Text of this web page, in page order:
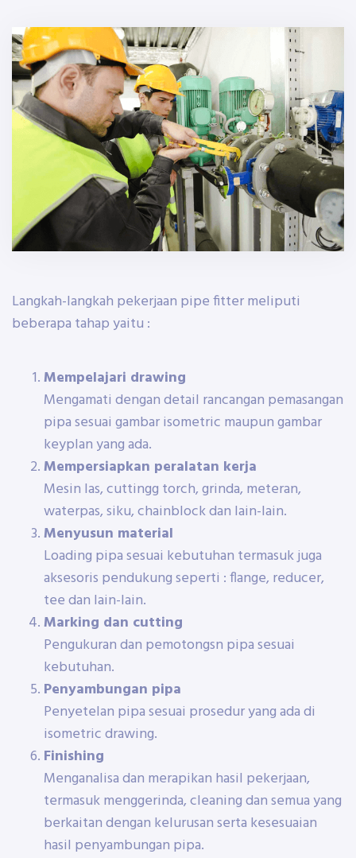
Langkah-langkah pekerjaan pipe fitter meliputi
beberapa tahap yaitu :
Mempelajari drawing
Mengamati dengan detail rancangan pemasangan
pipa sesuai gambar isometric maupun gambar
keyplan yang ada.
Mempersiapkan peralatan kerja
Mesin las, cuttingg torch, grinda, meteran,
waterpas, siku, chainblock dan lain-lain.
Menyusun material
Loading pipa sesuai kebutuhan termasuk juga
aksesoris pendukung seperti : flange, reducer,
tee dan lain-lain.
Marking dan cutting
Pengukuran dan pemotongsn pipa sesuai
kebutuhan.
Penyambungan pipa
Penyetelan pipa sesuai prosedur yang ada di
isometric drawing.
Finishing
Menganalisa dan merapikan hasil pekerjaan,
termasuk menggerinda, cleaning dan semua yang
berkaitan dengan kelurusan serta kesesuaian
hasil penyambungan pipa.